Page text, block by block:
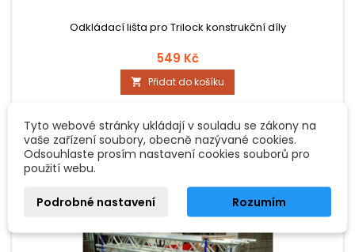
Odkládací lišta pro Trilock konstrukční díly
549 Kč
 Přidat do košíku
Tyto webové stránky ukládají v souladu se zákony na
vaše zařízení soubory, obecně nazývané cookies.
Odsouhlaste prosím nastavení cookies souborů pro
použití webu.
Podrobné nastavení Rozumím